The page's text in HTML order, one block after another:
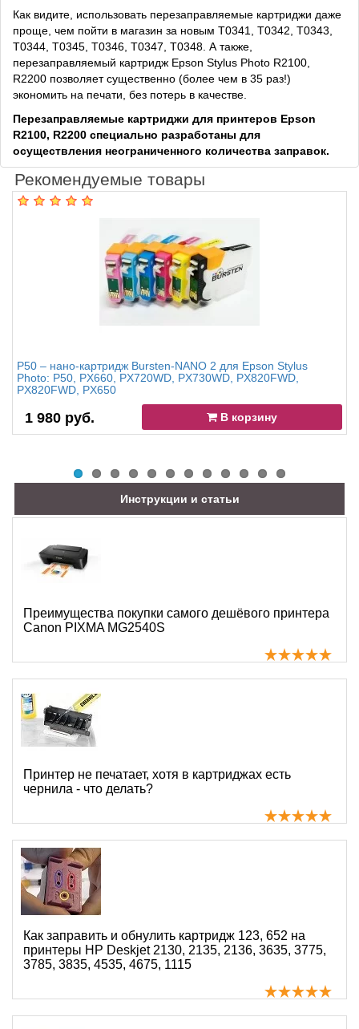
Как видите, использовать перезаправляемые картриджи даже
проще, чем пойти в магазин за новым T0341, T0342, T0343,
T0344, T0345, T0346, T0347, T0348. А также,
перезаправляемый картридж Epson Stylus Photo R2100,
R2200 позволяет существенно (более чем в 35 раз!)
экономить на печати, без потерь в качестве.
Перезаправляемые картриджи для принтеров Epson
R2100, R2200 специально разработаны для
осуществления неограниченного количества заправок.
Рекомендуемые товары
P50 – нано-картридж Bursten-NANO 2 для Epson Stylus
Photo: P50, PX660, PX720WD, PX730WD, PX820FWD,
PX820FWD, PX650
1 980 руб. В корзину
Инструкции и статьи
Преимущества покупки самого дешёвого принтера
Canon PIXMA MG2540S
Принтер не печатает, хотя в картриджах есть
чернила - что делать?
Как заправить и обнулить картридж 123, 652 на
принтеры HP Deskjet 2130, 2135, 2136, 3635, 3775,
3785, 3835, 4535, 4675, 1115